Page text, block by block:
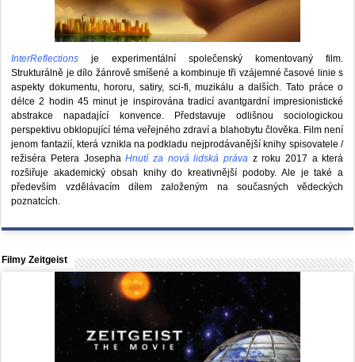
InterReflections je experimentální společenský komentovaný film.
Strukturálně je dílo žánrově smíšené a kombinuje tři vzájemné časové linie s
aspekty dokumentu, hororu, satiry, sci-fi, muzikálu a dalších. Tato práce o
délce 2 hodin 45 minut je inspirována tradicí avantgardní impresionistické
abstrakce napadající konvence. Představuje odlišnou sociologickou
perspektivu obklopující téma veřejného zdraví a blahobytu člověka. Film není
jenom fantazií, která vznikla na podkladu nejprodávanější knihy spisovatele /
režiséra Petera JosephaHnutí za nová lidská právaz roku 2017 a která
rozšiřuje akademický obsah knihy do kreativnější podoby. Ale je také a
především vzdělávacím dílem založeným na současných vědeckých
poznatcích.
Filmy Zeitgeist